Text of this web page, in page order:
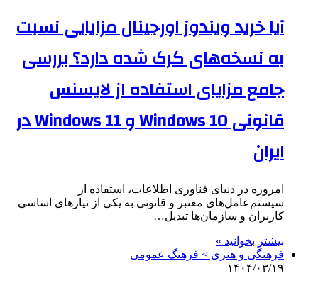
آیا خرید ویندوز اورجینال مزایایی نسبت
به نسخه‌های کرک شده دارد؟ بررسی
جامع مزایای استفاده از لایسنس
قانونی Windows 10 و Windows 11 در
ایران
امروزه در دنیای فناوری اطلاعات، استفاده از
سیستم‌عامل‌های معتبر و قانونی به یکی از نیازهای اساسی
کاربران و سازمان‌ها تبدیل…
بیشتر بخوانید »
فرهنگی و هنری > فرهنگ عمومی
۱۴۰۴/۰۳/۱۹